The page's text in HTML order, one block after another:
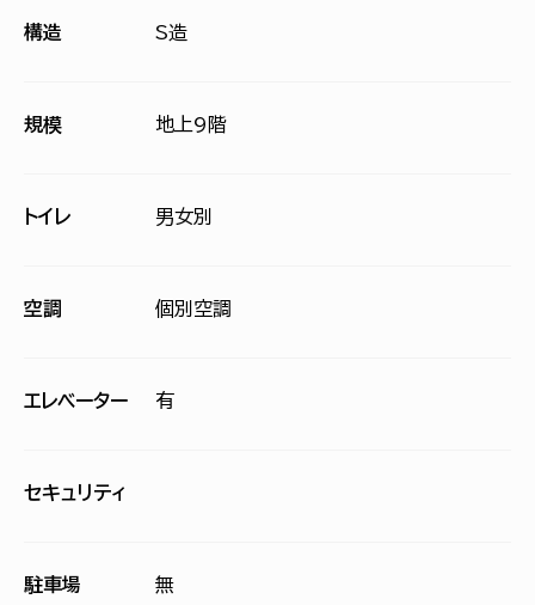
構造 S造
規模 地上9階
トイレ 男女別
空調 個別空調
エレベーター 有
セキュリティ
駐車場 無